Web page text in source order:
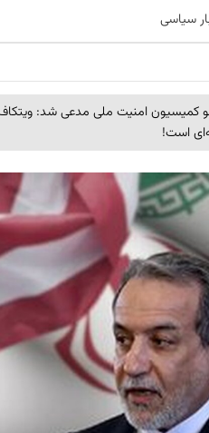
سیاسی
کمیسیون امنیت ملی مدعی شد: ویتکاف
است!